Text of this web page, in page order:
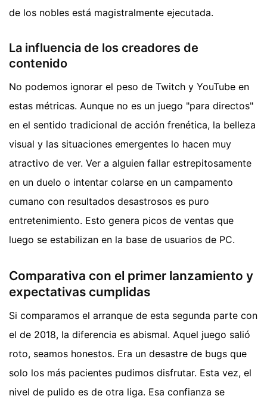
de los nobles está magistralmente ejecutada.
La influencia de los creadores de
contenido
No podemos ignorar el peso de Twitch y YouTube en
estas métricas. Aunque no es un juego "para directos"
en el sentido tradicional de acción frenética, la belleza
visual y las situaciones emergentes lo hacen muy
atractivo de ver. Ver a alguien fallar estrepitosamente
en un duelo o intentar colarse en un campamento
cumano con resultados desastrosos es puro
entretenimiento. Esto genera picos de ventas que
luego se estabilizan en la base de usuarios de PC.
Comparativa con el primer lanzamiento y
expectativas cumplidas
Si comparamos el arranque de esta segunda parte con
el de 2018, la diferencia es abismal. Aquel juego salió
roto, seamos honestos. Era un desastre de bugs que
solo los más pacientes pudimos disfrutar. Esta vez, el
nivel de pulido es de otra liga. Esa confianza se